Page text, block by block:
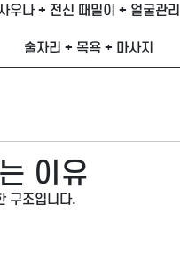
우나 + 전신 때밀이 + 얼굴관리
술자리 + 목욕 + 마사지
이유
구조입니다.